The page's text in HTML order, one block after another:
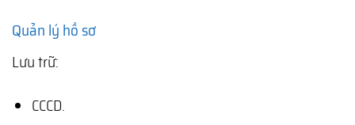
Quản lý hồ sơ
Lưu trữ:
CCCD.